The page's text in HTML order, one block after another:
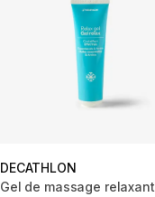
DECATHLON
Gel de massage relaxant